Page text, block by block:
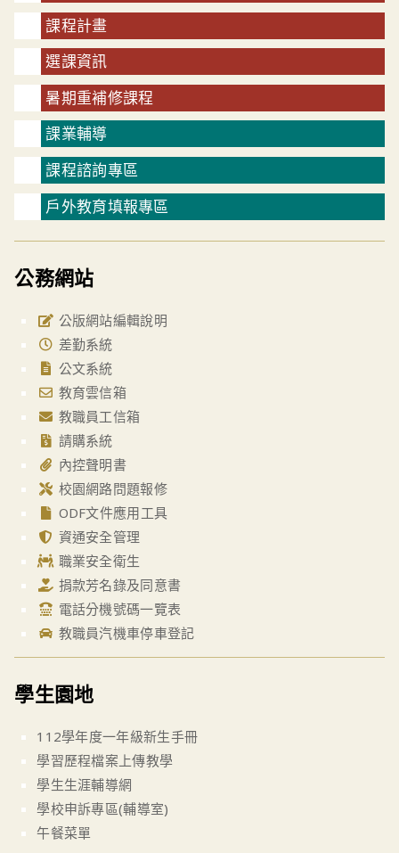
課程計畫
選課資訊
暑期重補修課程
課業輔導
課程諮詢專區
戶外教育填報專區
公務網站
公版網站編輯說明
差勤系統
公文系統
教育雲信箱
教職員工信箱
請購系統
內控聲明書
校園網路問題報修
ODF文件應用工具
資通安全管理
職業安全衛生
捐款芳名錄及同意書
電話分機號碼一覽表
教職員汽機車停車登記
學生園地
112學年度一年級新生手冊
學習歷程檔案上傳教學
學生生涯輔導網
學校申訴專區(輔導室)
午餐菜單